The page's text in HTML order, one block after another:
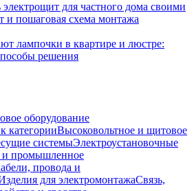
для частного дома своими
и пошаговая схема монтажа
лампочки в квартире и люстре:
решения
оборудование
категорииВысоковольтное и щитовое
системыЭлектроустановочные
и промышленное
провода и
для электромонтажаСвязь,